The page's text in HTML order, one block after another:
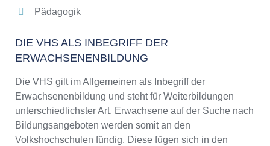
Pädagogik
DIE VHS ALS INBEGRIFF DER
ERWACHSENENBILDUNG
Die VHS gilt im Allgemeinen als Inbegriff der
Erwachsenenbildung und steht für Weiterbildungen
unterschiedlichster Art. Erwachsene auf der Suche nach
Bildungsangeboten werden somit an den
Volkshochschulen fündig. Diese fügen sich in den